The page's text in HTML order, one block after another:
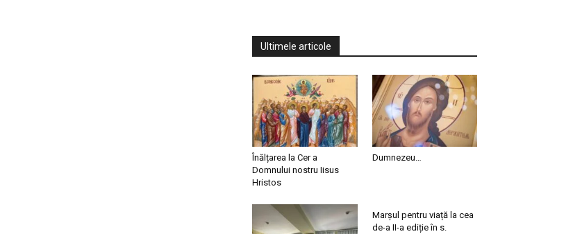
Ultimele articole
Înălțarea la Cer a
Domnului nostru Iisus
Hristos
Dumnezeu…
Marșul pentru viață la cea
de-a II-a ediție în s.